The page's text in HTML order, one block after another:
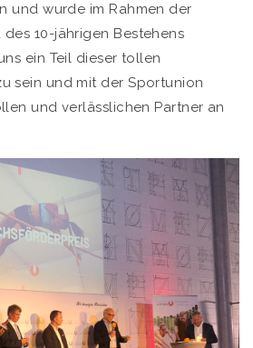
und wurde im Rahmen der
10-jährigen Bestehens
ein Teil dieser tollen
sein und mit der Sportunion
und verlässlichen Partner an